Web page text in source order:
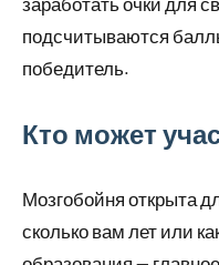
подсчитываются
победитель.
Кто может
Мозгобойня открыта
сколько вам лет или